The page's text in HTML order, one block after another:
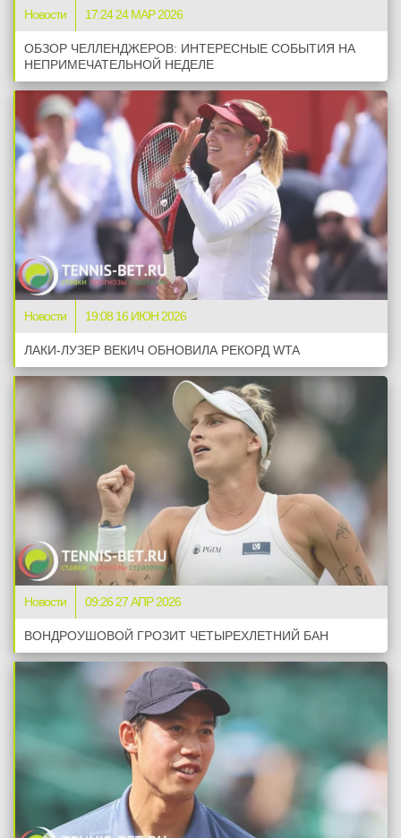
Новости 17:24 24 МАР 2026
ОБЗОР ЧЕЛЛЕНДЖЕРОВ: ИНТЕРЕСНЫЕ СОБЫТИЯ НА
НЕПРИМЕЧАТЕЛЬНОЙ НЕДЕЛЕ
Новости 19:08 16 ИЮН 2026
ЛАКИ-ЛУЗЕР ВЕКИЧ ОБНОВИЛА РЕКОРД WTA
Новости 09:26 27 АПР 2026
ВОНДРОУШОВОЙ ГРОЗИТ ЧЕТЫРЕХЛЕТНИЙ БАН